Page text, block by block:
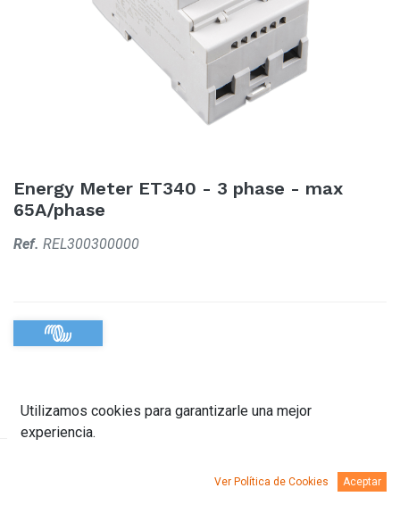
Energy Meter ET340 - 3 phase - max
65A/phase
Ref. REL300300000
Documentación
Utilizamos cookies para garantizarle una mejor
experiencia.
Ver Política de Cookies Aceptar